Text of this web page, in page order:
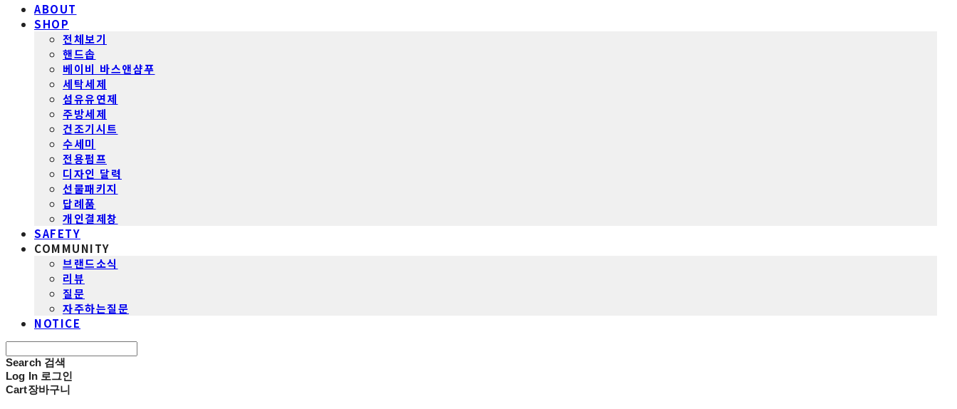
ABOUT
SHOP
전체보기
핸드솝
베이비 바스앤샴푸
세탁세제
섬유유연제
주방세제
건조기시트
수세미
전용펌프
디자인 달력
선물패키지
답례품
개인결제창
SAFETY
COMMUNITY
브랜드소식
리뷰
질문
자주하는질문
NOTICE
Search 검색
Log In 로그인
Cart장바구니